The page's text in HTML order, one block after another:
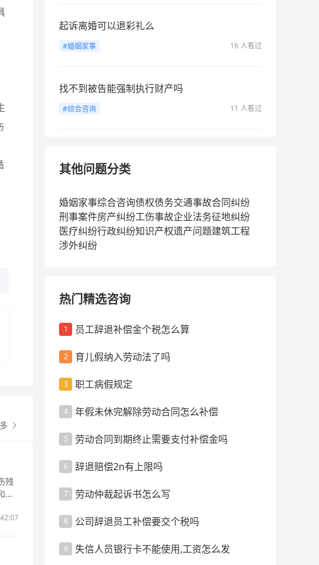
残
鉴
起诉离婚可以退彩礼么
#婚姻家事 16 人看过
找不到被告能强制执行财产吗
#综合咨询 11 人看过
其他问题分类
婚姻家事综合咨询债权债务交通事故合同纠纷
刑事案件房产纠纷工伤事故企业法务征地纠纷
医疗纠纷行政纠纷知识产权遗产问题建筑工程
涉外纠纷
热门精选咨询
1 员工辞退补偿金个税怎么算
2 育儿假纳入劳动法了吗
3 职工病假规定
4 年假未休完解除劳动合同怎么补偿
5 劳动合同到期终止需要支付补偿金吗
6 辞退赔偿2n有上限吗
7 劳动仲裁起诉书怎么写
8 公司辞退员工补偿要交个税吗
9 失信人员银行卡不能使用,工资怎么发